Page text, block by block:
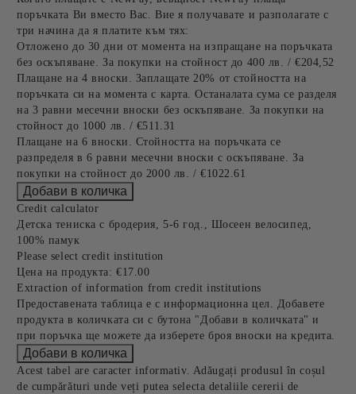
поръчката Ви вместо Вас. Вие я получавате и разполагате с
три начина да я платите към тях:
Отложено до 30 дни от момента на изпращане на поръчката
без оскъпяване. За покупки на стойност до 400 лв. / €204,52
Плащане на 4 вноски. Заплащате 20% от стойността на
поръчката си на момента с карта. Останалата сума се разделя
на 3 равни месечни вноски без оскъпяване. За покупки на
стойност до 1000 лв. / €511.31
Плащане на 6 вноски. Стойността на поръчката се
разпределя в 6 равни месечни вноски с оскъпяване. За
покупки на стойност до 2000 лв. / €1022.61
Credit calculator
Детска тениска с бродерия, 5-6 год., Шосеен велосипед,
100% памук
Please select credit institution
Цена на продукта: €17.00
Extraction of information from credit institutions
Предоставената таблица е с информационна цел. Добавете
продукта в количката си с бутона "Добави в количката" и
при поръчка ще можете да изберете броя вноски на кредита.
Acest tabel are caracter informativ. Adăugați produsul în coșul
de cumpărături unde veți putea selecta detaliile cererii de